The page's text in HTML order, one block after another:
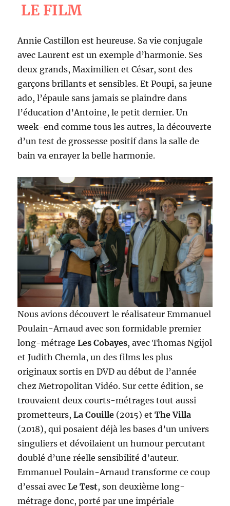
LE FILM
Annie Castillon est heureuse. Sa vie conjugale
avec Laurent est un exemple d’harmonie. Ses
deux grands, Maximilien et César, sont des
garçons brillants et sensibles. Et Poupi, sa jeune
ado, l’épaule sans jamais se plaindre dans
l’éducation d’Antoine, le petit dernier. Un
week-end comme tous les autres, la découverte
d’un test de grossesse positif dans la salle de
bain va enrayer la belle harmonie.
Nous avions découvert le réalisateur Emmanuel
Poulain-Arnaud avec son formidable premier
long-métrageLes Cobayes, avec Thomas Ngijol
et Judith Chemla, un des films les plus
originaux sortis en DVD au début de l’année
chez Metropolitan Vidéo. Sur cette édition, se
trouvaient deux courts-métrages tout aussi
prometteurs,La Couille (2015) etThe Villa
(2018), qui posaient déjà les bases d’un univers
singuliers et dévoilaient un humour percutant
doublé d’une réelle sensibilité d’auteur.
Emmanuel Poulain-Arnaud transforme ce coup
d’essai avecLe Test, son deuxième long-
métrage donc, porté par une impériale